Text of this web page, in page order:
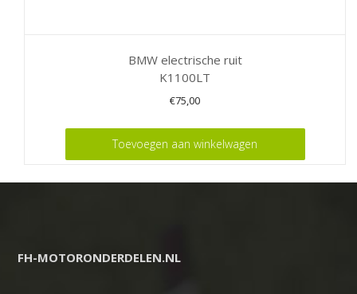
BMW electrische ruit
K1100LT
€75,00
Toevoegen aan winkelwagen
FH-MOTORONDERDELEN.NL